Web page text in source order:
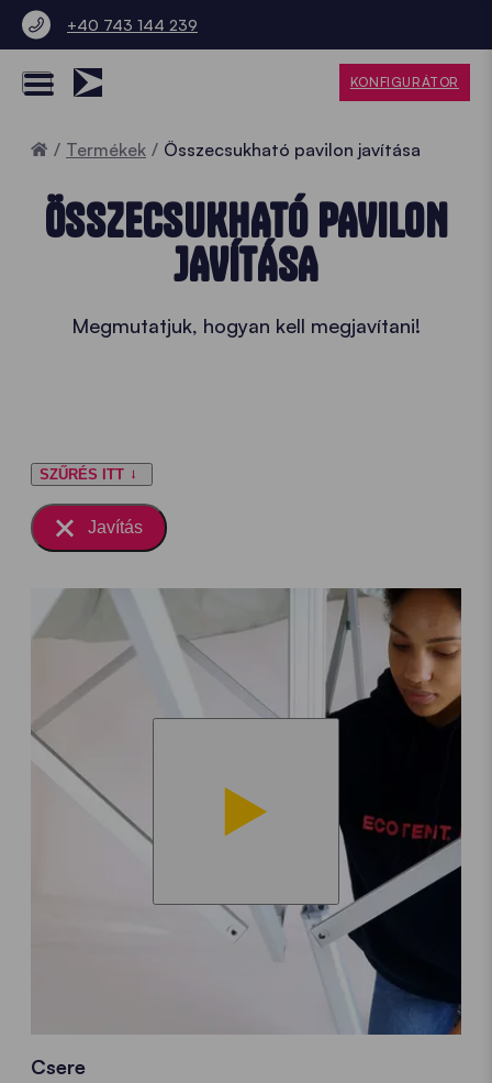
+40 743 144 239
KONFIGURÁTOR
Home
Termékek Összecsukható pavilon javítása
ÖSSZECSUKHATÓ PAVILON
JAVÍTÁSA
Megmutatjuk, hogyan kell megjavítani!
SZŰRÉS ITT
Javítás
Csere